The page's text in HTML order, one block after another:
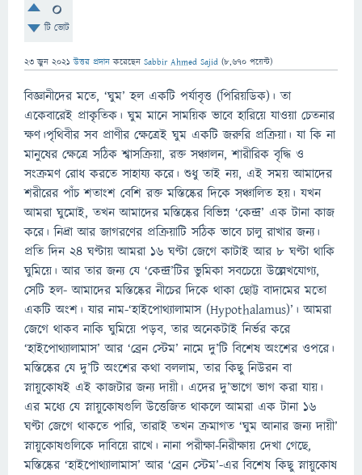
0
টি ভোট
23 জুন 2021 উত্তর প্রদান করেছেন Sabbir Ahmed Sajid (8,670 পয়েন্ট)
বিজ্ঞানীদের মতে, ‘ঘুম’ হল একটি পর্যাবৃত্ত (পিরিয়ডিক)। তা
একেবারেই প্রাকৃতিক। ঘুম মানে সাময়িক ভাবে হারিয়ে যাওয়া চেতনার
ক্ষণ।পৃথিবীর সব প্রাণীর ক্ষেত্রেই ঘুম একটি জরুরি প্রক্রিয়া। যা কি না
মানুষের ক্ষেত্রে সঠিক শ্বাসক্রিয়া, রক্ত সঞ্চালন, শারীরিক বৃদ্ধি ও
সংক্রমণ রোধ করতে সাহায্য করে। শুধু তাই নয়, এই সময় আমাদের
শরীরের পাঁচ শতাংশ বেশি রক্ত মস্তিষ্কের দিকে সঞ্চালিত হয়। যখন
আমরা ঘুমোই, তখন আমাদের মস্তিষ্কের বিভিন্ন ‘কেন্দ্র’ এক টানা কাজ
করে। নিদ্রা আর জাগরণের প্রক্রিয়াটি সঠিক ভাবে চালু রাখার জন্য।
প্রতি দিন ২৪ ঘণ্টায় আমরা ১৬ ঘণ্টা জেগে কাটাই আর ৮ ঘণ্টা থাকি
ঘুমিয়ে। আর তার জন্য যে ‘কেন্দ্র’টির ভুমিকা সবচেয়ে উল্লেখযোগ্য,
সেটি হল- আমাদের মস্তিষ্কের নীচের দিকে থাকা ছোট্ট বাদামের মতো
একটি অংশ। যার নাম-‘হাইপোথ্যালামাস (Hypothalamus)’। আমরা
জেগে থাকব নাকি ঘুমিয়ে পড়ব, তার অনেকটাই নির্ভর করে
‘হাইপোথ্যালামাস’ আর ‘ব্রেন স্টেম’ নামে দু’টি বিশেষ অংশের ওপরে।
মস্তিষ্কের যে দু’টি অংশের কথা বললাম, তার কিছু নিউরন বা
স্নায়ুকোষই এই কাজটার জন্য দায়ী। এদের দু’ভাগে ভাগ করা যায়।
এর মধ্যে যে স্নায়ুকোষগুলি উত্তেজিত থাকলে আমরা এক টানা ১৬
ঘণ্টা জেগে থাকতে পারি, তারাই তখন ক্রমাগত ‘ঘুম আনার জন্য দায়ী’
স্নায়ুকোষগুলিকে দাবিয়ে রাখে। নানা পরীক্ষা-নিরীক্ষায় দেখা গেছে,
মস্তিষ্কের ‘হাইপোথ্যালামাস’ আর ‘ব্রেন স্টেম’-এর বিশেষ কিছু স্নায়ুকোষ